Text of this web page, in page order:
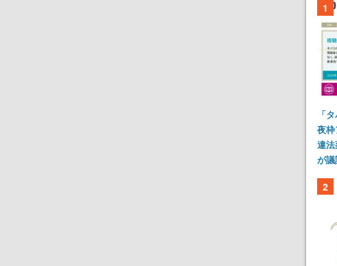
1
「
夜枠
違
が
2